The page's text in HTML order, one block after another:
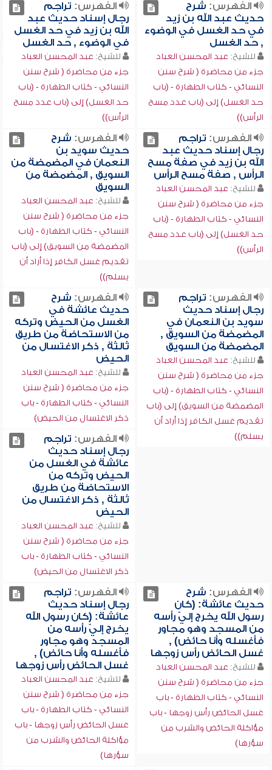
الفهرس: شرح
حديث عبد الله بن زيد
في حد الغسل في الوضوء
, حد الغسل
للشيخ: عبد المحسن العباد
جزء من محاضرة ( شرح سنن
النسائي - كتاب الطهارة - (باب
حد الغسل) إلى (باب عدد مسح
الرأس))
الفهرس: تراجم
رجال إسناد حديث عبد
الله بن زيد في حد الغسل
في الوضوء , حد الغسل
للشيخ: عبد المحسن العباد
جزء من محاضرة ( شرح سنن
النسائي - كتاب الطهارة - (باب
حد الغسل) إلى (باب عدد مسح
الرأس))
الفهرس: تراجم
رجال إسناد حديث عبد
الله بن زيد في صفة مسح
الرأس , صفة مسح الرأس
للشيخ: عبد المحسن العباد
جزء من محاضرة ( شرح سنن
النسائي - كتاب الطهارة - (باب
حد الغسل) إلى (باب عدد مسح
الرأس))
الفهرس: شرح
حديث سويد بن
النعمان في المضمضة من
السويق , المضمضة من
السويق
للشيخ: عبد المحسن العباد
جزء من محاضرة ( شرح سنن
النسائي - كتاب الطهارة - (باب
المضمضة من السويق) إلى (باب
تقديم غسل الكافر إذا أراد أن
يسلم))
الفهرس: تراجم
رجال إسناد حديث
سويد بن النعمان في
المضمضة من السويق ,
المضمضة من السويق
للشيخ: عبد المحسن العباد
جزء من محاضرة ( شرح سنن
النسائي - كتاب الطهارة - (باب
المضمضة من السويق) إلى (باب
تقديم غسل الكافر إذا أراد أن
يسلم))
الفهرس: شرح
حديث عائشة في
الغسل من الحيض وتركه
من الاستحاضة من طريق
ثالثة , ذكر الاغتسال من
الحيض
للشيخ: عبد المحسن العباد
جزء من محاضرة ( شرح سنن
النسائي - كتاب الطهارة - باب
ذكر الاغتسال من الحيض)
الفهرس: تراجم
رجال إسناد حديث
عائشة في الغسل من
الحيض وتركه من
الاستحاضة من طريق
ثالثة , ذكر الاغتسال من
الحيض
للشيخ: عبد المحسن العباد
جزء من محاضرة ( شرح سنن
النسائي - كتاب الطهارة - باب
ذكر الاغتسال من الحيض)
الفهرس: شرح
حديث عائشة: (كان
رسول الله يخرج إليّ رأسه
من المسجد وهو مجاور
فأغسله وأنا حائض) ,
غسل الحائض رأس زوجها
للشيخ: عبد المحسن العباد
جزء من محاضرة ( شرح سنن
النسائي - كتاب الطهارة - باب
غسل الحائض رأس زوجها - باب
مؤاكلة الحائض والشرب من
سؤرها)
الفهرس: تراجم
رجال إسناد حديث
عائشة: (كان رسول الله
يخرج إليّ رأسه من
المسجد وهو مجاور
فأغسله وأنا حائض) ,
غسل الحائض رأس زوجها
للشيخ: عبد المحسن العباد
جزء من محاضرة ( شرح سنن
النسائي - كتاب الطهارة - باب
غسل الحائض رأس زوجها - باب
مؤاكلة الحائض والشرب من
سؤرها)